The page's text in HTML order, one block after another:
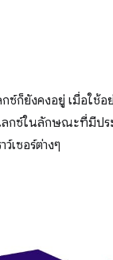
ซ์ก็ยังคงอยู่ เมื่อใช้
ลกซ์ในลักษณะที่มีป
เซอร์ต่างๆ